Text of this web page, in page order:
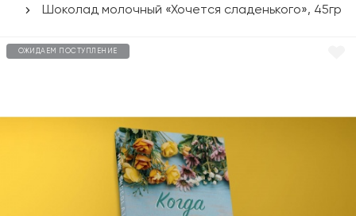
Шоколад молочный «Хочется сладенького», 45гр
ОЖИДАЕМ ПОСТУПЛЕНИЕ